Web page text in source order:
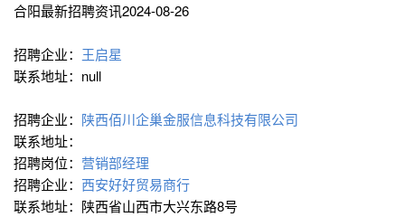
合阳最新招聘资讯2024-08-26
招聘企业： 王启星
联系地址：null
招聘企业： 陕西佰川企巢金服信息科技有限公司
联系地址：
招聘岗位： 营销部经理
招聘企业： 西安好好贸易商行
联系地址：陕西省山西市大兴东路8号